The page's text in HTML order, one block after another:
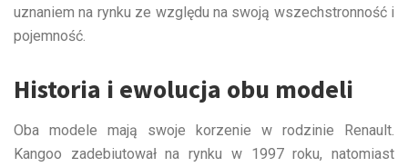
uznaniem na rynku ze względu na swoją wszechstronność i
pojemność.
Historia i ewolucja obu modeli
Oba modele mają swoje korzenie w rodzinie Renault.
Kangoo zadebiutował na rynku w 1997 roku, natomiast